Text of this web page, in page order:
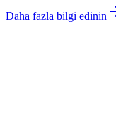
Daha fazla bilgi edinin